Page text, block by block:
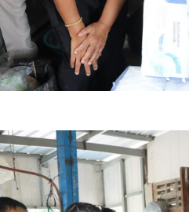
อบจ.
เลือกตั้ง สมาชิกสภาและนายก